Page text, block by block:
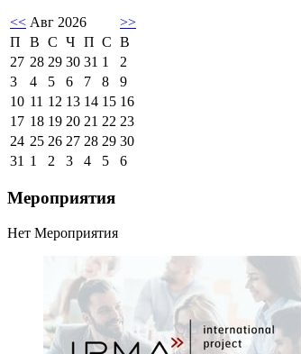
<< Авг 2026
>>
П
В С Ч П С В
27 28 29 30 31 1
2
3
4 5 6 7 8
9
10 11 12 13 14 15 16
17 18 19 20 21 22 23
24 25 26 27 28 29 30
31 1 2 3 4 5 6
Мероприятия
Нет Мероприятия